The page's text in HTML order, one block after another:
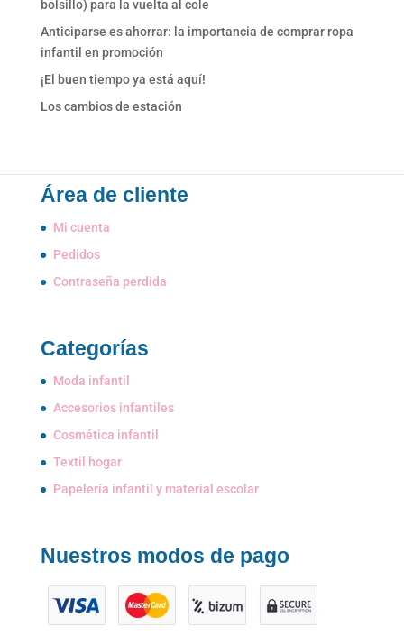
bolsillo) para la vuelta al cole
Anticiparse es ahorrar: la importancia de comprar ropa
infantil en promoción
¡El buen tiempo ya está aquí!
Los cambios de estación
Área de cliente
Mi cuenta
Pedidos
Contraseña perdida
Categorías
Moda infantil
Accesorios infantiles
Cosmética infantil
Textil hogar
Papelería infantil y material escolar
Nuestros modos de pago